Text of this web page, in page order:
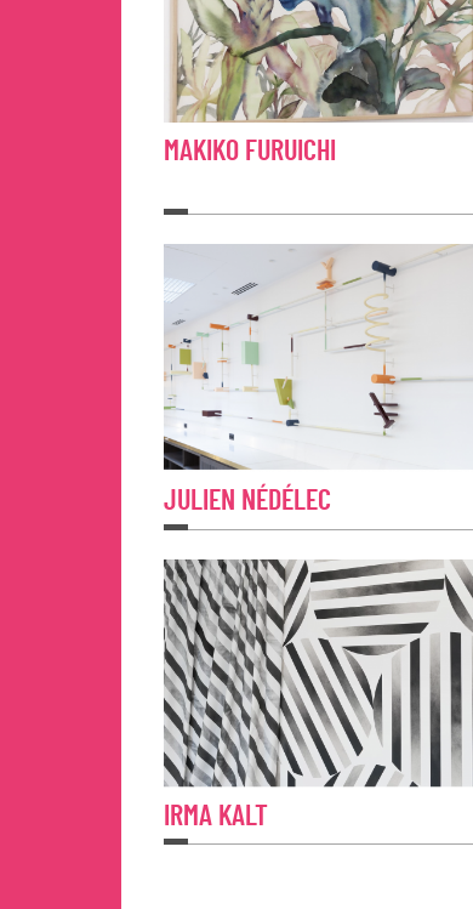
MAKIKO FURUICHI
JULIEN NÉDÉLEC
IRMA KALT